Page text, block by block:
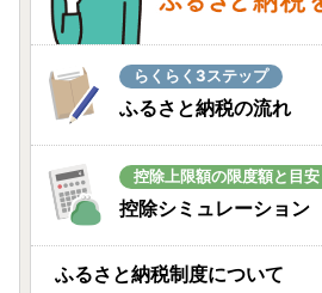
らくらく3ステップ
ふるさと納税の流れ
控除上限額の限度額と目安
控除シミュレーション
ふるさと納税制度について